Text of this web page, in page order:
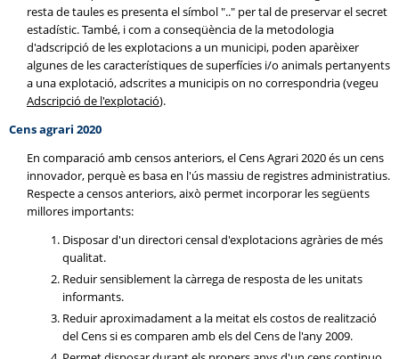
resta de taules es presenta el símbol ".." per tal de preservar el secret
estadístic. També, i com a conseqüència de la metodologia
d'adscripció de les explotacions a un municipi, poden aparèixer
algunes de les característiques de superfícies i/o animals pertanyents
a una explotació, adscrites a municipis on no correspondria (vegeu
Adscripció de l'explotació).
Cens agrari 2020
En comparació amb censos anteriors, el Cens Agrari 2020 és un cens
innovador, perquè es basa en l'ús massiu de registres administratius.
Respecte a censos anteriors, això permet incorporar les següents
millores importants:
Disposar d'un directori censal d'explotacions agràries de més
qualitat.
Reduir sensiblement la càrrega de resposta de les unitats
informants.
Reduir aproximadament a la meitat els costos de realització
del Cens si es comparen amb els del Cens de l'any 2009.